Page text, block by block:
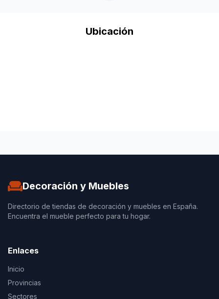
Ubicación
Decoración y Muebles
Directorio de tiendas de decoración y muebles en España.
Encuentra el mueble perfecto para tu hogar.
Enlaces
Inicio
Provincias
Sectores